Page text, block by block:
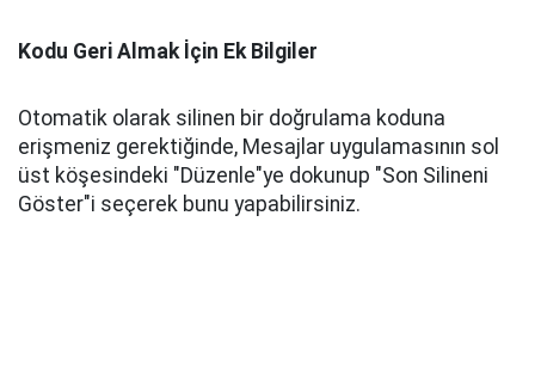
Kodu Geri Almak İçin Ek Bilgiler
Otomatik olarak silinen bir doğrulama koduna
erişmeniz gerektiğinde, Mesajlar uygulamasının sol
üst köşesindeki "Düzenle"ye dokunup "Son Silineni
Göster"i seçerek bunu yapabilirsiniz.